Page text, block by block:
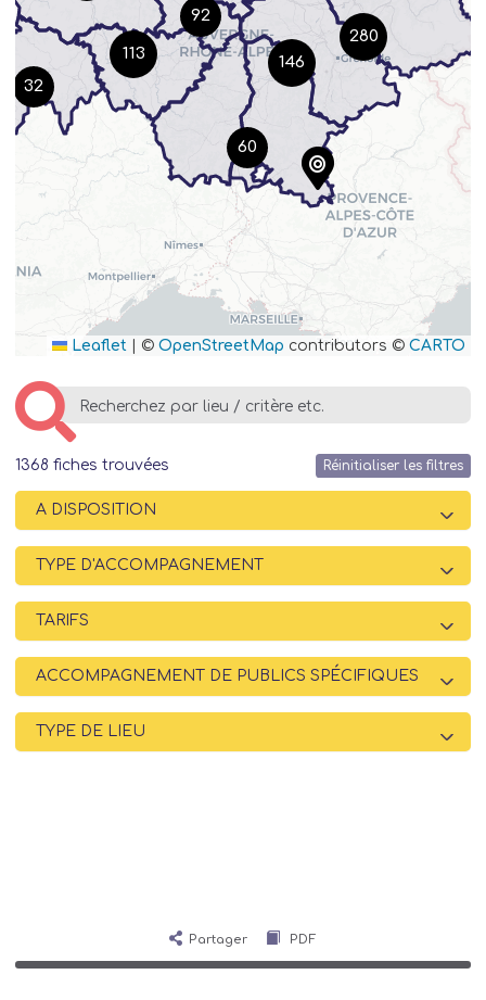
1368 fiches trouvées Réinitialiser les filtres
A DISPOSITION
TYPE D'ACCOMPAGNEMENT
TARIFS
ACCOMPAGNEMENT DE PUBLICS SPÉCIFIQUES
TYPE DE LIEU
32
113
92
60
280
146
Leaflet © OpenStreetMap contributors © CARTO
Partager PDF